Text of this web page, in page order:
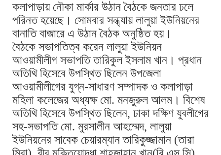
কলাপাড়ায় নৌকা মার্কার উঠান বৈঠকে জনতার ঢলে
পরিনত হয়েছে। সোমবার সন্ধ্যায় লালুয়া ইউনিয়নের
বানাতি বাজারে এ উঠান বৈঠক অনুষ্ঠিত হয়।
বৈঠকে সভাপতিত্ব করেন লালুয়া ইউনিয়ন
আওয়ামীলীগ সভাপতি তারিকুল ইসলাম খান। প্রধান
অতিথি হিসেবে উপস্থিত ছিলেন উপজেলা
আওয়ামীলীগের যুগ্ন-সাধারণ সম্পাদক ও কলাপাড়া
মহিলা কলেজের অধ্যক্ষ মো. মনজুরুল আলম। বিশেষ
অতিথি হিসেবে উপস্থিত ছিলেন, ঢাকা দক্ষিণ যুবলীগের
সহ-সভাপতি মো. মুরসালীন আহম্মেদ, লালুয়া
ইউনিয়নের সাবেক চেয়ারম্যান তারিকুজ্জামান (তারা